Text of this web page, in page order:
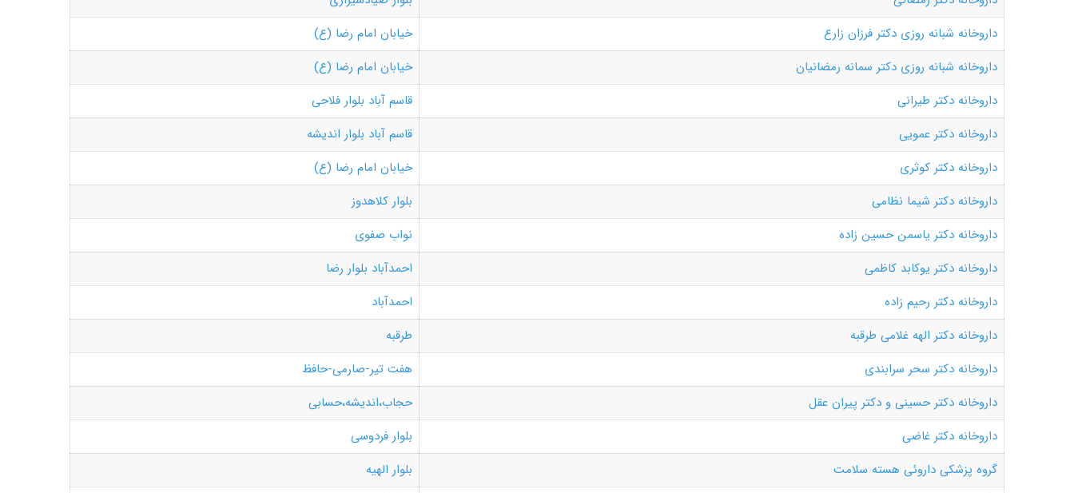
داروخانه شبانه روزی دکتر فرزان زارع
خیابان امام رضا (ع)
داروخانه شبانه روزی دکتر سمانه رمضانیان
خیابان امام رضا (ع)
داروخانه دکتر طیرانی
قاسم آباد بلوار فلاحی
داروخانه دکتر عمویی
قاسم آباد بلوار اندیشه
داروخانه دکتر کوثری
خیابان امام رضا (ع)
داروخانه دکتر شیما نظامی
بلوار کلاهدوز
داروخانه دکتر یاسمن حسین زاده
نواب صفوی
داروخانه دکتر یوکابد کاظمی
احمدآباد بلوار رضا
داروخانه دکتر رحیم زاده
احمدآباد
داروخانه دکتر الهه غلامی طرقبه
طرقبه
داروخانه دکتر سحر سرابندی
هفت تیر-صارمی-حافظ
داروخانه دکتر حسینی و دکتر پیران عقل
حجاب،اندیشه،حسابی
داروخانه دکتر غاضی
بلوار فردوسی
گروه پزشکی داروئی هسته سلامت
بلوار الهیه